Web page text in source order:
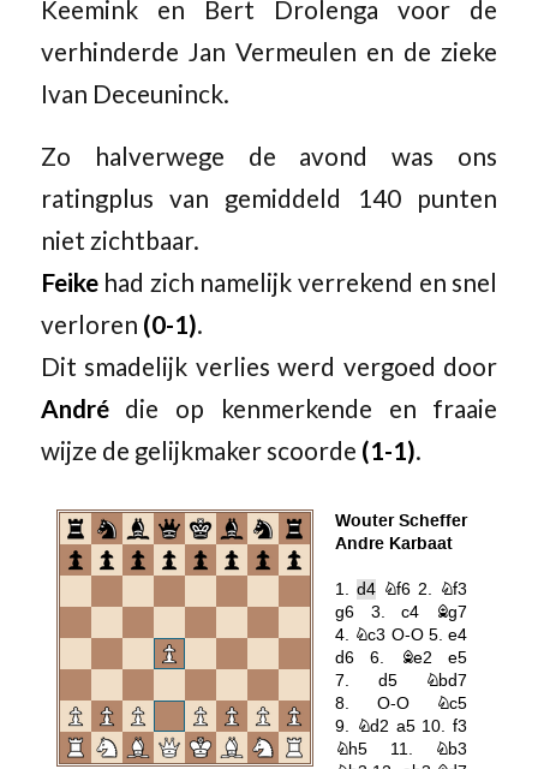
Keemink en Bert Drolenga voor de
verhinderde Jan Vermeulen en de zieke
Ivan Deceuninck.
Zo halverwege de avond was ons
ratingplus van gemiddeld 140 punten
niet zichtbaar.
Feikehad zich namelijk verrekend en snel
verloren (0-1).
Dit smadelijk verlies werd vergoed door
Andrédie op kenmerkende en fraaie
wijze de gelijkmaker scoorde (1-1).